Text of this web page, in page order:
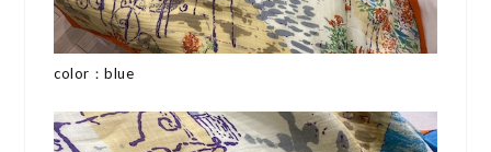
color：blue